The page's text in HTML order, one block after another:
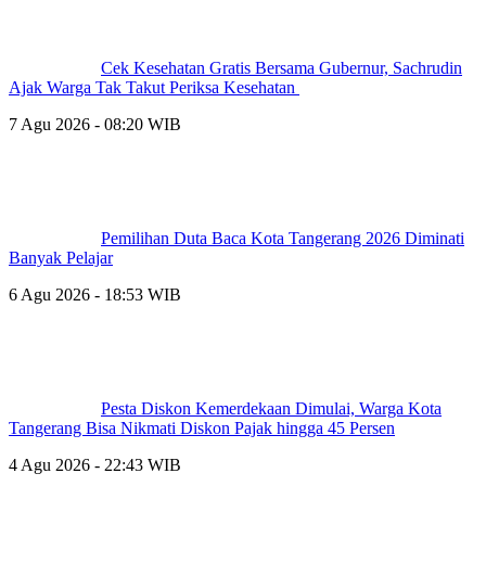
Cek Kesehatan Gratis Bersama Gubernur, Sachrudin
Ajak Warga Tak Takut Periksa Kesehatan
7 Agu 2026 - 08:20 WIB
Pemilihan Duta Baca Kota Tangerang 2026 Diminati
Banyak Pelajar
6 Agu 2026 - 18:53 WIB
Pesta Diskon Kemerdekaan Dimulai, Warga Kota
Tangerang Bisa Nikmati Diskon Pajak hingga 45 Persen
4 Agu 2026 - 22:43 WIB